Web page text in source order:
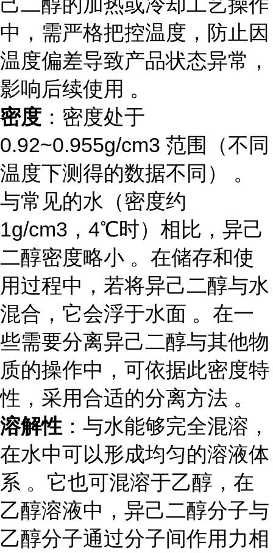
中，需严格把控温度，防止因
温度偏差导致产品状态异常，
影响后续使用 。
密度 ：密度处于
0.92~0.955g/cm3 范围（不同
温度下测得的数据不同） 。
与常见的水（密度约
1g/cm3，4℃时）相比，异己
二醇密度略小 。在储存和使
用过程中，若将异己二醇与水
混合，它会浮于水面 。在一
些需要分离异己二醇与其他物
质的操作中，可依据此密度特
性，采用合适的分离方法 。
溶解性 ：与水能够完全混溶，
在水中可以形成均匀的溶液体
系 。它也可混溶于乙醇，在
乙醇溶液中，异己二醇分子与
乙醇分子通过分子间作用力相